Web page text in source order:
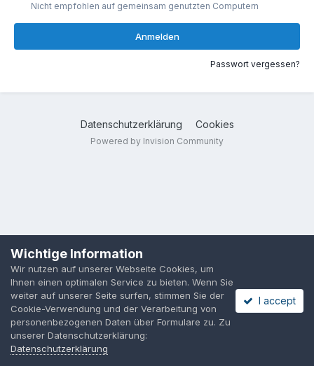
Nicht empfohlen auf gemeinsam genutzten Computern
Anmelden
Passwort vergessen?
Datenschutzerklärung Cookies
Powered by Invision Community
Wichtige Information
Wir nutzen auf unserer Webseite Cookies, um
Ihnen einen optimalen Service zu bieten. Wenn Sie
weiter auf unserer Seite surfen, stimmen Sie der
Cookie-Verwendung und der Verarbeitung von
personenbezogenen Daten über Formulare zu. Zu
unserer Datenschutzerklärung:
Datenschutzerklärung
I accept